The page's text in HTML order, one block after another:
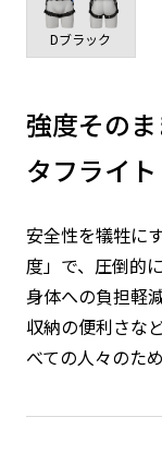
Dブラック
強度その
タフライ
安全性を犠牲に
度」で、圧倒的
身体への負担軽
収納の便利さな
べての人々のため